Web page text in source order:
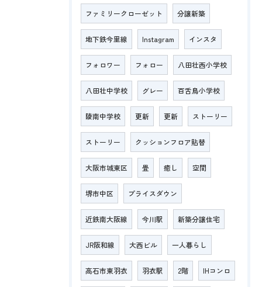
ファミリークローゼット 分譲新築
地下鉄今里線 Instagram インスタ
フォロワー フォロー 八田壮西小学校
八田壮中学校 グレー 百舌鳥小学校
陵南中学校 更新 更新 ストーリー
ストーリー クッションフロア貼替
大阪市城東区 畳 癒し 空間
堺市中区 プライスダウン
近鉄南大阪線 今川駅 新築分譲住宅
JR阪和線 大西ビル 一人暮らし
高石市東羽衣 羽衣駅 2階 IHコンロ